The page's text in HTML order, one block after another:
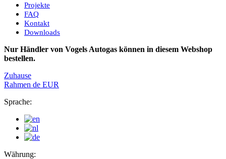
Projekte
FAQ
Kontakt
Downloads
Nur Händler von Vogels Autogas können in diesem Webshop
bestellen.
Zuhause
Rahmen de EUR
Sprache:
Währung: